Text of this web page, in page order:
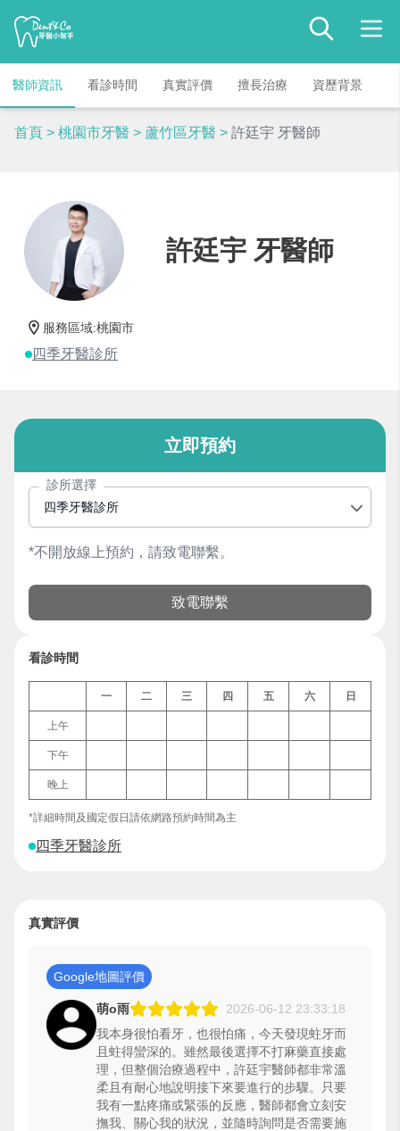
醫師資訊 看診時間 真實評價 擅長治療 資歷背景
首頁 > 桃園市牙醫 > 蘆竹區牙醫 > 許廷宇 牙醫師
許廷宇 牙醫師
服務區域:桃園市
四季牙醫診所
看診時間
一 二 三 四 五 六 日
上午
下午
晚上
*詳細時間及國定假日請依網路預約時間為主
四季牙醫診所
立即預約
診所選擇
四季牙醫診所
*不開放線上預約，請致電聯繫。
致電聯繫
真實評價
Google地圖評價
萌o雨
2026-06-12 23:33:18
我本身很怕看牙，也很怕痛，今天發現蛀牙而
且蛀得蠻深的。雖然最後選擇不打麻藥直接處
理，但整個治療過程中，許廷宇醫師都非常溫
柔且有耐心地說明接下來要進行的步驟。只要
我有一點疼痛或緊張的反應，醫師都會立刻安
撫我、關心我的狀況，並隨時詢問是否需要施